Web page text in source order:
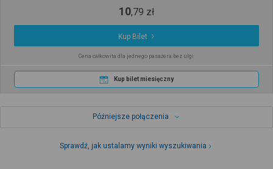
10,79 zł
Kup Bilet
Cena całkowita dla jednego pasażera bez ulgi
Kup bilet miesięczny
Późniejsze połączenia
Sprawdź, jak ustalamy wyniki wyszukiwania